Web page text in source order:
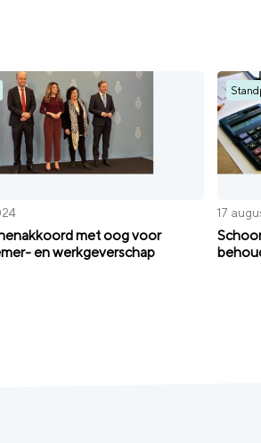
met oog voor
en werkgeverschap
17